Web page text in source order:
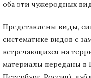
оба эти чужеродных
Представлены виды,
систематике видов с
встречающихся на
материалы переданы в